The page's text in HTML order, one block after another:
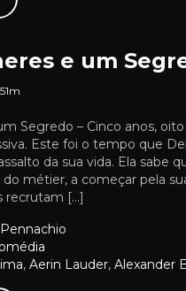
e um
Segredo – Cinco anos,
Este foi o tempo que
da sua vida. Ela sabe
métier, a começar pela
recrutam […]
, Aerin Lauder, Alexander